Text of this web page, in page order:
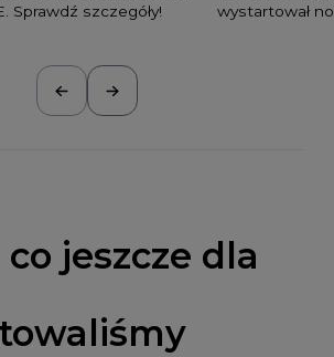
Sprawdź szczegóły!
wystartował
jeszcze dla